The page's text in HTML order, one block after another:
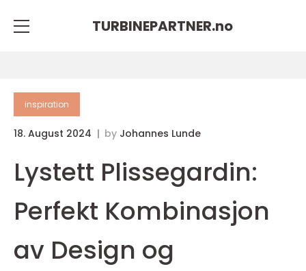
TURBINEPARTNER.no
inspiration
18. August 2024 by Johannes Lunde
Lystett Plissegardin:
Perfekt Kombinasjon
av Design og